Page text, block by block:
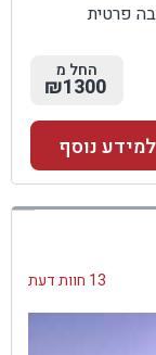
פרטית
החל מ
₪1300
למידע נוסף
13 חוות דעת